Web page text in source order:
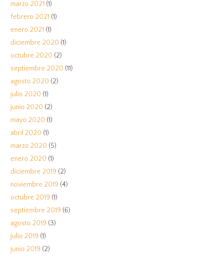
marzo 2021 (1)
febrero 2021 (1)
enero 2021 (1)
diciembre 2020 (1)
octubre 2020 (2)
septiembre 2020 (11)
agosto 2020 (2)
julio 2020 (1)
junio 2020 (2)
mayo 2020 (1)
abril 2020 (1)
marzo 2020 (5)
enero 2020 (1)
diciembre 2019 (2)
noviembre 2019 (4)
octubre 2019 (1)
septiembre 2019 (6)
agosto 2019 (3)
julio 2019 (1)
junio 2019 (2)